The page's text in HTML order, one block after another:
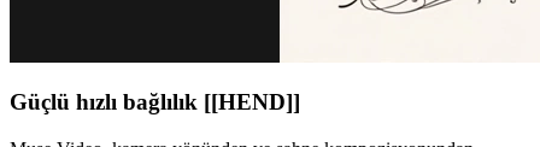
Güçlü hızlı bağlılık [[HEND]]